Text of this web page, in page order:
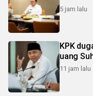
5 jam lalu
KPK
uang
11 jam lalu